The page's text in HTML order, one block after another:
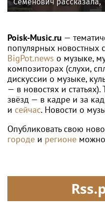
WTA
Шнайдер
вышла в 1/8
Торонто